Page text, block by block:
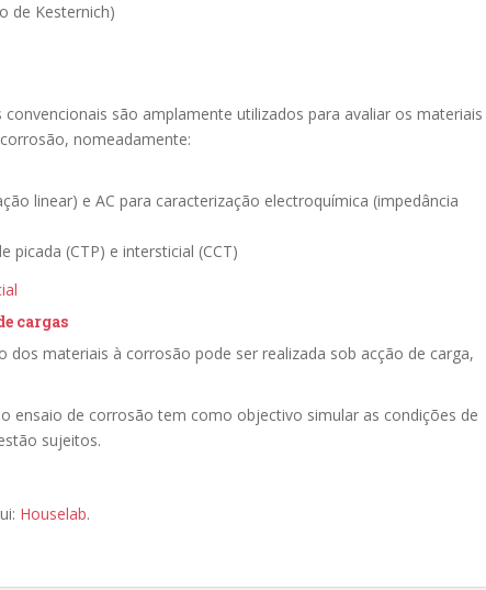
de Kesternich)
são amplamente utilizados para avaliar os materiais
nomeadamente:
linear) e AC para caracterização electroquímica (impedância
picada (CTP) e intersticial (CCT)
cargas
dos materiais à corrosão pode ser realizada sob acção de carga,
ensaio de corrosão tem como objectivo simular as condições de
sujeitos.
Houselab.